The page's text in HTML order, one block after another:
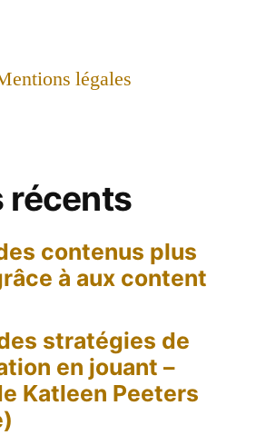
Clo
légales
récents
contenus plus
à aux content
stratégies de
en jouant –
Katleen Peeters